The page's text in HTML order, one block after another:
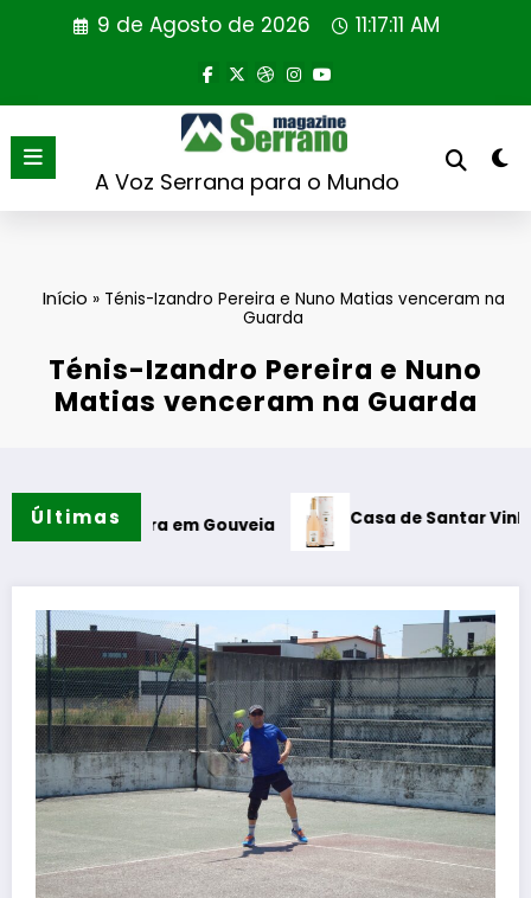
9 de Agosto de 2026 11:17:12 AM
A Voz Serrana para o Mundo
Início » Ténis-Izandro Pereira e Nuno Matias venceram na
Guarda
Ténis-Izandro Pereira e Nuno
Matias venceram na Guarda
Últimas
em Gouveia Casa de Santar Vinhos destaca